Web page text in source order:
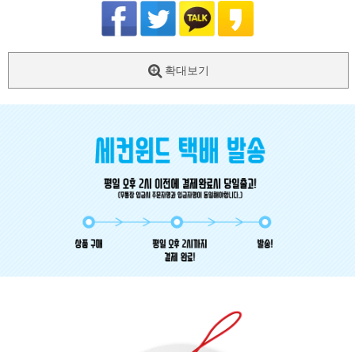
확대보기